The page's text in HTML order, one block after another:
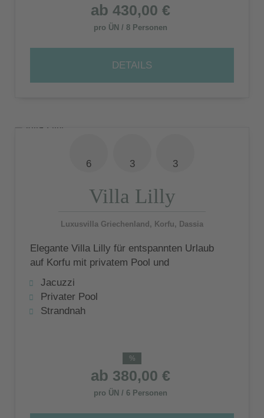
ab 430,00 €
pro ÜN / 8 Personen
DETAILS
6 3 3
Villa Lilly
Luxusvilla Griechenland, Korfu, Dassia
Elegante Villa Lilly für entspannten Urlaub
auf Korfu mit privatem Pool und
mediterranem Garten in Strandnähe
Jacuzzi
Privater Pool
Strandnah
%
ab 380,00 €
pro ÜN / 6 Personen